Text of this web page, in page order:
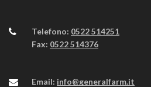
Telefono: 0522 514251
Fax: 0522 514376
Email: info@generalfarm.it